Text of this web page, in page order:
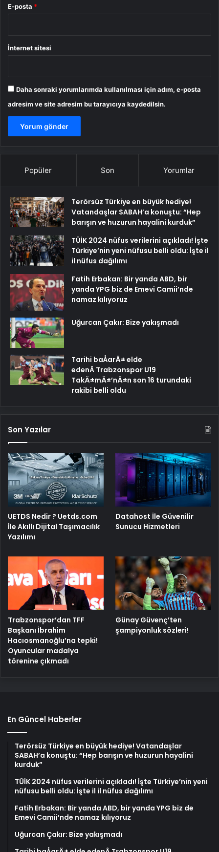
E-posta *
İnternet sitesi
Daha sonraki yorumlarımda kullanılması için adım, e-posta
adresim ve site adresim bu tarayıcıya kaydedilsin.
Popüler Son Yorumlar
Terörsüz Türkiye en büyük hediye!
Vatandaşlar SABAH’a konuştu: “Hep
barışın ve huzurun hayalini kurduk”
TÜİK 2024 nüfus verilerini açıkladı! İşte
Türkiye’nin yeni nüfusu belli oldu: İşte il
il nüfus dağılımı
Fatih Erbakan: Bir yanda ABD, bir
yanda YPG biz de Emevi Camii’nde
namaz kılıyoruz
Uğurcan Çakır: Bize yakışmadı
Tarihi baÅarÄ± elde
edenÂ Trabzonspor U19
TakÄ±mÄ±’nÄ±n son 16 turundaki
rakibi belli oldu
Son Yazılar
UETDS Nedir ? Uetds.com
İle Akıllı Dijital Taşımacılık
Yazılımı
Datahost İle Güvenilir
Sunucu Hizmetleri
Trabzonspor’dan TFF
Başkanı İbrahim
Hacıosmanoğlu’na tepki!
Oyuncular madalya
törenine çıkmadı
Günay Güvenç’ten
şampiyonluk sözleri!
En Güncel Haberler
Terörsüz Türkiye en büyük hediye! Vatandaşlar
SABAH’a konuştu: “Hep barışın ve huzurun hayalini
kurduk”
TÜİK 2024 nüfus verilerini açıkladı! İşte Türkiye’nin yeni
nüfusu belli oldu: İşte il il nüfus dağılımı
Fatih Erbakan: Bir yanda ABD, bir yanda YPG biz de
Emevi Camii’nde namaz kılıyoruz
Uğurcan Çakır: Bize yakışmadı